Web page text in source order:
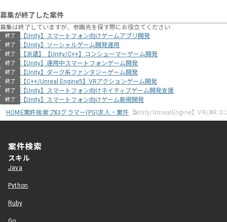
募集が終了した案件
募集は終了していますが、参画先を探す際にお役立てください
終了 【Unity】スマートフォン向けゲームアプリ開発
終了 【Unity】ソーシャルゲーム開発運用
終了 【派遣】【Unity/C++】コンシューマーゲーム開発
終了 【Unity】運用中スマートフォンゲーム開発
終了 【Unity】ダーク系ファンタジーゲーム開発
終了 【C++/Unreal Engine5】VRアクションゲーム開発
終了 【Unity】スマートフォン向けネイティブゲーム開発支援
終了
【Unity】スマートフォン向けゲーム新規開発
HOME案件検索プログラマー(PG)求人・案件 【Unity/UnrealEngine】VR/ARコ
案件検索
スキル
Java
Python
Ruby